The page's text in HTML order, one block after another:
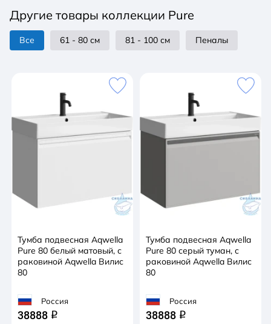
Другие товары коллекции Pure
Все 61 - 80 см 81 - 100 см Пеналы
Тумба подвесная Aqwella
Pure 80 белый матовый, с
раковиной Aqwella Вилис
80
Россия
38888 q
Тумба подвесная Aqwella
Pure 80 серый туман, с
раковиной Aqwella Вилис
80
Россия
38888 q